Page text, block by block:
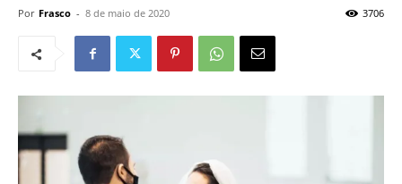
Por Frasco - 8 de maio de 2020 3706